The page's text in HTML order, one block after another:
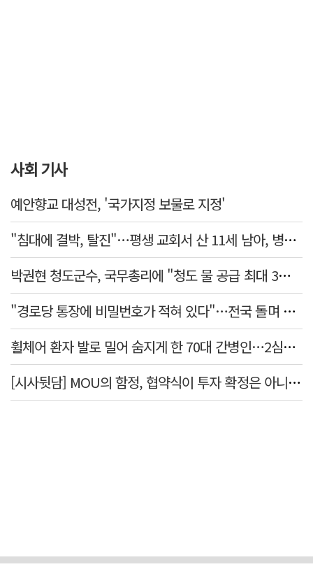
사회 기사
예안향교 대성전, '국가지정 보물로 지정'
"침대에 결박, 탈진"…평생 교회서 산 11세 남아, 병원 이송 끝 숨져
박권현 청도군수, 국무총리에 "청도 물 공급 최대 3만t 늘려달라"
"경로당 통장에 비밀번호가 적혀 있다"…전국 돌며 경로당 13곳 턴 30대 구속
휠체어 환자 발로 밀어 숨지게 한 70대 간병인…2심도 집행유예
[시사뒷담] MOU의 함정, 협약식이 투자 확정은 아니긴 해